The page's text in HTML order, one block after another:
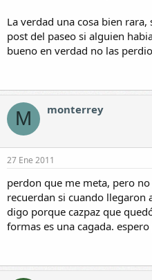
La verdad una cosa bien
post del paseo si alguien
bueno en verdad no las
M monterrey
27 Ene 2011
perdon que me meta, pero
recuerdan si cuando llegaron
digo porque cazpaz que
formas es una cagada.